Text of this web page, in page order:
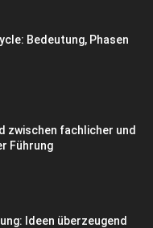
Bedeutung, Phasen
zwischen fachlicher und
Führung
Ideen überzeugend